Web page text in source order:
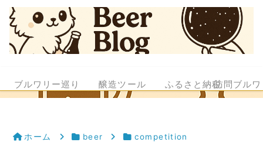
ブルワリー巡り 醸造ツール ふるさと納税訪問ブル
ホーム beer competition